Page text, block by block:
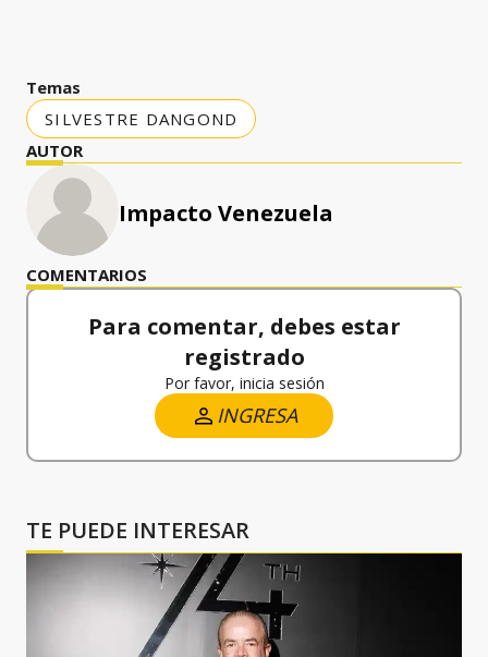
Temas
SILVESTRE DANGOND
AUTOR
Impacto Venezuela
COMENTARIOS
Para comentar, debes estar
registrado
Por favor, inicia sesión
INGRESA
TE PUEDE INTERESAR